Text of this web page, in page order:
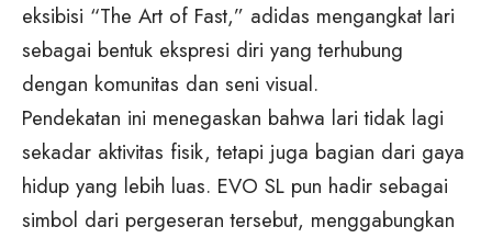
eksibisi “The Art of Fast,” adidas mengangkat lari
sebagai bentuk ekspresi diri yang terhubung
dengan komunitas dan seni visual.
Pendekatan ini menegaskan bahwa lari tidak lagi
sekadar aktivitas fisik, tetapi juga bagian dari gaya
hidup yang lebih luas. EVO SL pun hadir sebagai
simbol dari pergeseran tersebut, menggabungkan